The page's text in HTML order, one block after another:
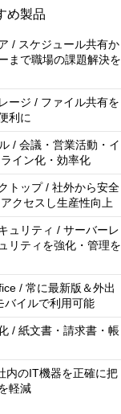
め製品
/ スケジュール共有か
まで職場の課題解決を
ージ / ファイル共有を
利に
/ 会議・営業活動・イ
イン化・効率化
トップ / 社外から安全
クセスし生産性向上
ュリティ / サーバーレ
リティを強化・管理を
/ 常に最新版＆外出
バイルで利用可能
/ 紙文書・請求書・帳
内のIT機器を正確に把
軽減